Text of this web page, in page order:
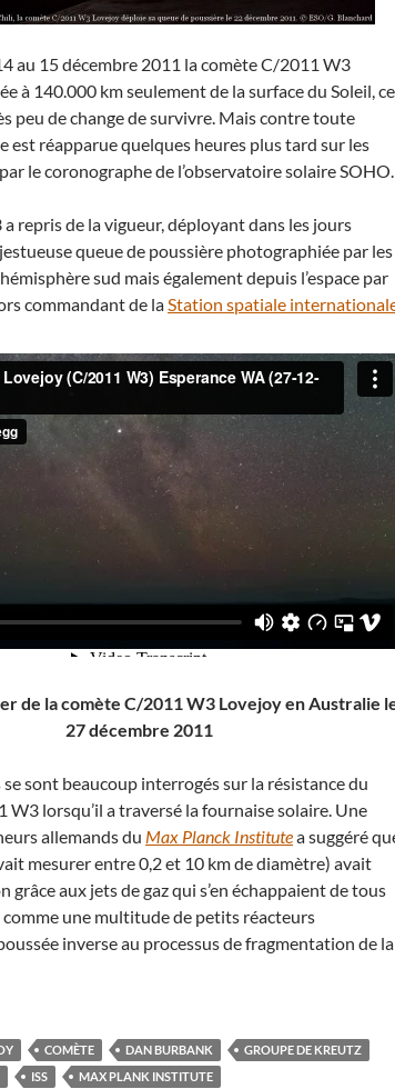
au 15 décembre 2011 la comète C/2011 W3
à 140.000 km seulement de la surface du Soleil, ce
peu de change de survivre. Mais contre toute
est réapparue quelques heures plus tard sur les
le coronographe de l’observatoire solaire SOHO.
repris de la vigueur, déployant dans les jours
queue de poussière photographiée par les
sud mais également depuis l’espace par
commandant de laStation spatiale
de la comète C/2011 W3 Lovejoy en Australie
27 décembre 2011
sont beaucoup interrogés sur la résistance du
W3 lorsqu’il a traversé la fournaise solaire. Une
allemands du Max Planck Institutea suggéré
mesurer entre 0,2 et 10 km de diamètre) avait
grâce aux jets de gaz qui s’en échappaient de tous
comme une multitude de petits réacteurs
inverse au processus de fragmentation de la
COMÈTE DAN BURBANK
GROUPE DE KREUTZ
ISS
MAX PLANK INSTITUTE